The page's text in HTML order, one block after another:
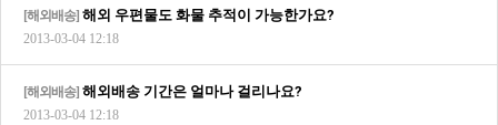
[해외배송] 해외 우편물도 화물 추적이 가능한가요?
2013-03-04 12:18
[해외배송] 해외배송 기간은 얼마나 걸리나요?
2013-03-04 12:18